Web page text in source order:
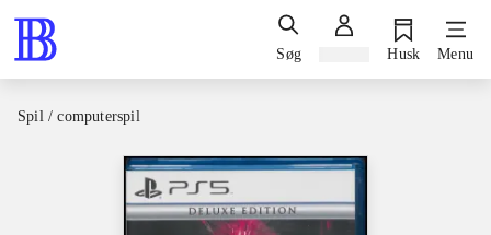
Søg Husk Menu
Spil / computerspil